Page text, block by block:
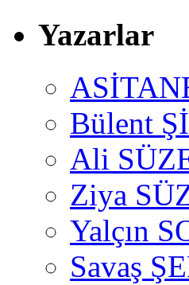
Yazarlar
Bülent
Ali
Ziya
Yalçın
Savaş